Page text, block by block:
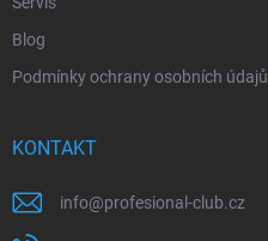
Blog
Podmínky ochrany osobních údajů
KONTAKT
info@profesional-club.cz